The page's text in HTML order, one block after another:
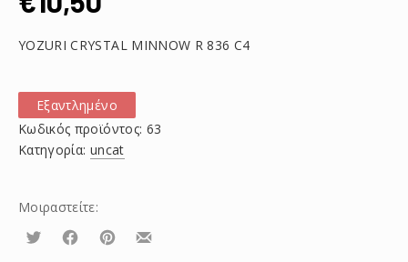
YOZURI CRYSTAL MINNOW R 836 C4
Εξαντλημένο
Κωδικός προϊόντος: 63
Κατηγορία: uncat
Μοιραστείτε:
Τουίτα ΜοιραστείτεΜοιραστείτεΜοιραστείτε